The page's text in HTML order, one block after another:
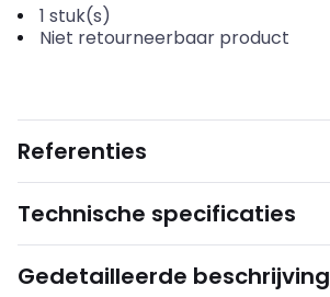
1 stuk(s)
Niet retourneerbaar product
Referenties
Technische specificaties
Gedetailleerde beschrijving